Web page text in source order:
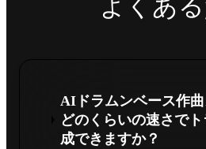
よくあ
AIドラムンベース作
どのくらいの速さで
成できますか？